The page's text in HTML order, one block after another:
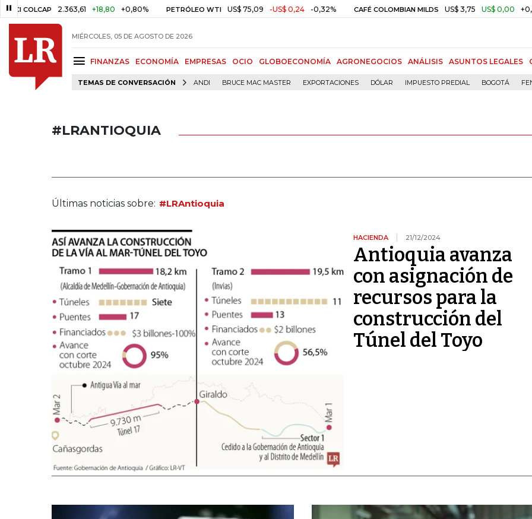
2.363,61 +18,80 +0,80% PETRÓLEO WTI US$ 75,09 -US$ 0,24 -0,32% CAFÉ COLOMBIAN MILDS US$ 3,75 US$ 0,00 +0,01%
MIÉRCOLES, 05 DE AGOSTO DE 2026
FINANZAS ECONOMÍA EMPRESAS OCIO GLOBOECONOMÍA AGRONEGOCIOS ANÁLISIS ASUNTOS LEGALES
TEMAS DE CONVERSACIÓN ANDI BRUCE MAC MASTER EXPORTACIONES DÓLAR IMPUESTO PREDIAL BOGOTÁ
#LRANTIOQUIA
Últimas noticias sobre: #LRAntioquia
HACIENDA 21/12/2024
Antioquia avanza
con asignación de
recursos para la
construcción del
Túnel del Toyo